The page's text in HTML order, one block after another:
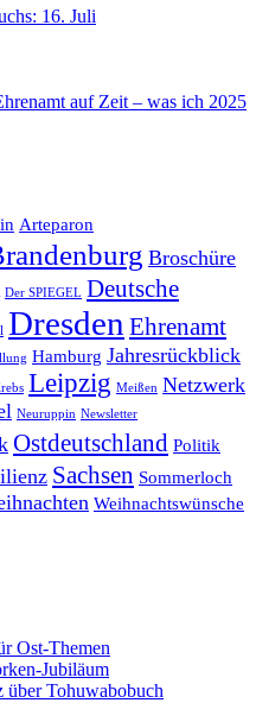
16. Juli
auf Zeit – was ich 2025
Arteparon
Broschüre
Der SPIEGEL Deutsche
Dresden Ehrenamt
Hamburg Jahresrückblick
Leipzig Meißen Netzwerk
Neuruppin Newsletter
Ostdeutschland Politik
Sachsen Sommerloch
Weihnachtswünsche
Ost-Themen
Jubiläum
über Tohuwabobuch